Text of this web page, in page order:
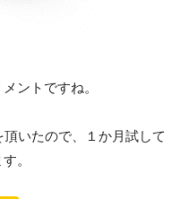
ントですね。
いたので、１か月試して
。